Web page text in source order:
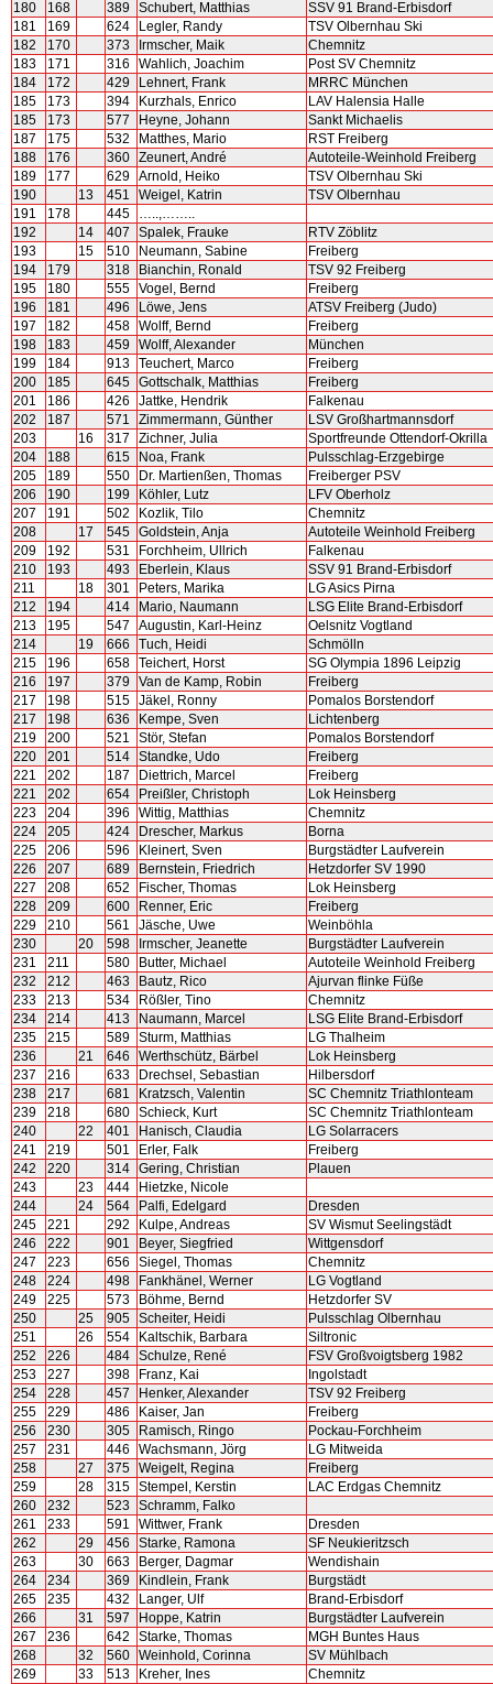
180 168 389 Schubert, Matthias
SSV 91 Brand-Erbisdorf
181
169 624 Legler, Randy
TSV Olbernhau Ski
182
170 373 Irmscher, Maik
Chemnitz
183
171 316 Wahlich, Joachim
Post SV Chemnitz
184
172 429 Lehnert, Frank
MRRC München
185
173 394 Kurzhals, Enrico
LAV Halensia Halle
185
173 577 Heyne, Johann
Sankt Michaelis
187
175 532 Matthes, Mario
RST Freiberg
188
176 360 Zeunert, André
Autoteile-Weinhold Freiberg
189
177 629 Arnold, Heiko
TSV Olbernhau Ski
190
13 451 Weigel, Katrin
TSV Olbernhau
191
178 445
…..,……..
192
14 407 Spalek, Frauke
RTV Zöblitz
193
15 510 Neumann, Sabine
Freiberg
194
179 318 Bianchin, Ronald
TSV 92 Freiberg
195
180 555 Vogel, Bernd
Freiberg
196
181 496 Löwe, Jens
ATSV Freiberg (Judo)
197
182 458 Wolff, Bernd
Freiberg
198
183 459 Wolff, Alexander
München
199
184 913 Teuchert, Marco
Freiberg
200
185 645 Gottschalk, Matthias
Freiberg
201
186 426 Jattke, Hendrik
Falkenau
202
187 571 Zimmermann, Günther
LSV Großhartmannsdorf
203
16 317 Zichner, Julia
Sportfreunde Ottendorf-Okrilla
204
188 615 Noa, Frank
Pulsschlag-Erzgebirge
205
189 550 Dr. Martienßen, Thomas
Freiberger PSV
206
190 199 Köhler, Lutz
LFV Oberholz
207
191 502 Kozlik, Tilo
Chemnitz
208
17 545 Goldstein, Anja
Autoteile Weinhold Freiberg
209
192 531 Forchheim, Ullrich
Falkenau
210
193 493 Eberlein, Klaus
SSV 91 Brand-Erbisdorf
211
18 301 Peters, Marika
LG Asics Pirna
212
194 414 Mario, Naumann
LSG Elite Brand-Erbisdorf
213
195 547 Augustin, Karl-Heinz
Oelsnitz Vogtland
214
19 666 Tuch, Heidi
Schmölln
215
196 658 Teichert, Horst
SG Olympia 1896 Leipzig
216
197 379 Van de Kamp, Robin
Freiberg
217
198 515 Jäkel, Ronny
Pomalos Borstendorf
217
198 636 Kempe, Sven
Lichtenberg
219
200 521 Stör, Stefan
Pomalos Borstendorf
220
201 514 Standke, Udo
Freiberg
221
202 187 Diettrich, Marcel
Freiberg
221
202 654 Preißler, Christoph
Lok Heinsberg
223
204 396 Wittig, Matthias
Chemnitz
224
205 424 Drescher, Markus
Borna
225
206 596 Kleinert, Sven
Burgstädter Laufverein
226
207 689 Bernstein, Friedrich
Hetzdorfer SV 1990
227
208 652 Fischer, Thomas
Lok Heinsberg
228
209 600 Renner, Eric
Freiberg
229
210 561 Jäsche, Uwe
Weinböhla
230
20 598 Irmscher, Jeanette
Burgstädter Laufverein
231
211 580 Butter, Michael
Autoteile Weinhold Freiberg
232
212 463 Bautz, Rico
Ajurvan flinke Füße
233
213 534 Rößler, Tino
Chemnitz
234
214 413 Naumann, Marcel
LSG Elite Brand-Erbisdorf
235
215 589 Sturm, Matthias
LG Thalheim
236
21 646 Werthschütz, Bärbel
Lok Heinsberg
237
216 633 Drechsel, Sebastian
Hilbersdorf
238
217 681 Kratzsch, Valentin
SC Chemnitz Triathlonteam
239
218 680 Schieck, Kurt
SC Chemnitz Triathlonteam
240
22 401 Hanisch, Claudia
LG Solarracers
241
219 501 Erler, Falk
Freiberg
242
220 314 Gering, Christian
Plauen
243
23 444
Hietzke, Nicole
244
24 564 Palfi, Edelgard
Dresden
245
221 292 Kulpe, Andreas
SV Wismut Seelingstädt
246
222 901 Beyer, Siegfried
Wittgensdorf
247
223 656 Siegel, Thomas
Chemnitz
248
224 498 Fankhänel, Werner
LG Vogtland
249
225 573 Böhme, Bernd
Hetzdorfer SV
250
25 905 Scheiter, Heidi
Pulsschlag Olbernhau
251
26 554 Kaltschik, Barbara
Siltronic
252
226 484 Schulze, René
FSV Großvoigtsberg 1982
253
227 398 Franz, Kai
Ingolstadt
254
228 457 Henker, Alexander
TSV 92 Freiberg
255
229 486 Kaiser, Jan
Freiberg
256
230 305 Ramisch, Ringo
Pockau-Forchheim
257
231 446 Wachsmann, Jörg
LG Mitweida
258
27 375 Weigelt, Regina
Freiberg
259
28 315 Stempel, Kerstin
LAC Erdgas Chemnitz
260
232 523
Schramm, Falko
261
233 591 Wittwer, Frank
Dresden
262
29 456 Starke, Ramona
SF Neukieritzsch
263
30 663 Berger, Dagmar
Wendishain
264
234 369 Kindlein, Frank
Burgstädt
265
235 432 Langer, Ulf
Brand-Erbisdorf
266
31 597 Hoppe, Katrin
Burgstädter Laufverein
267
236 642 Starke, Thomas
MGH Buntes Haus
268
32 560 Weinhold, Corinna
SV Mühlbach
269
33 513 Kreher, Ines
Chemnitz